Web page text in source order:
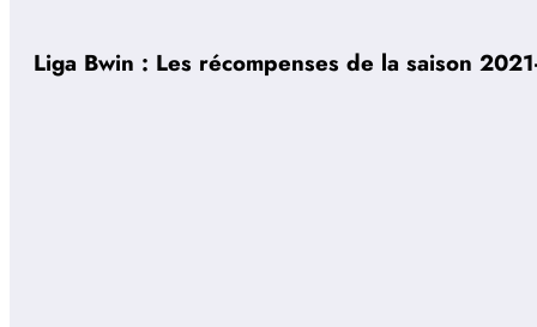
Liga Bwin : Les récompenses de la saison